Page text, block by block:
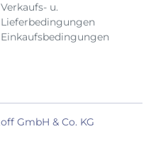
Verkaufs- u.
Lieferbedingungen
Einkaufsbedingungen
GmbH & Co. KG